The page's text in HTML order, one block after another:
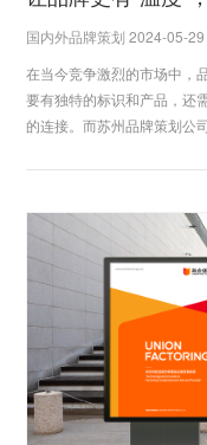
国内外品牌策划 2024-05-29
在当今竞争激烈的市场中，
要有独特的标识和产品，还
的连接。而苏州品牌策划公